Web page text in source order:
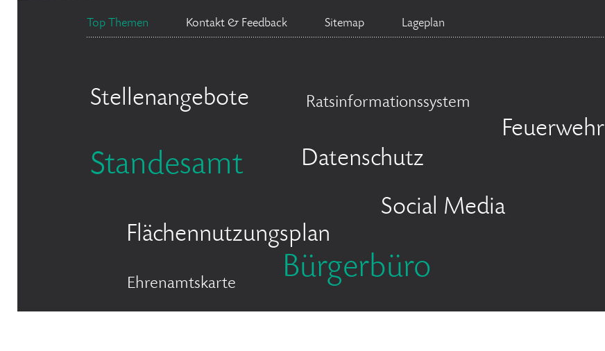
Top Themen Kontakt & Feedback Sitemap Lageplan
Stellenangebote Ratsinformationssystem
Standesamt Datenschutz
Feuerwehr
Flächennutzungsplan
Social Media
Ehrenamtskarte Bürgerbüro